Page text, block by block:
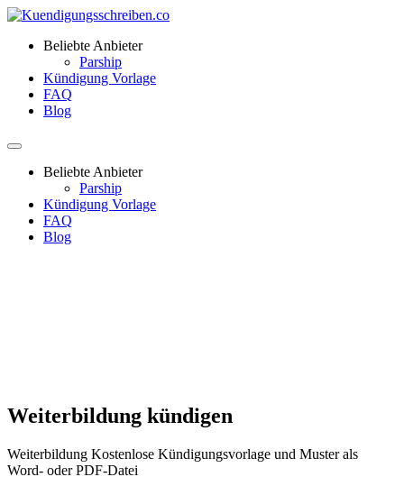
Beliebte Anbieter
Parship
Kündigung Vorlage
FAQ
Blog
Beliebte Anbieter
Parship
Kündigung Vorlage
FAQ
Blog
Weiterbildung kündigen
Weiterbildung Kostenlose Kündigungsvorlage und Muster als
Word- oder PDF-Datei